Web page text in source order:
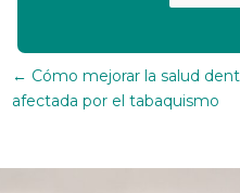
← Cómo mejorar la salud
afectada por el tabaquismo